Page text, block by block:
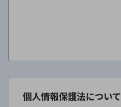
個人情報保護法について